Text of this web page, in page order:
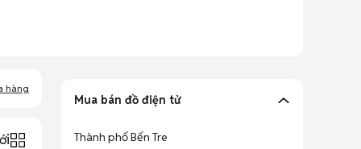
hàng
Mua bán đồ điện tử
Thành phố Bến Tre